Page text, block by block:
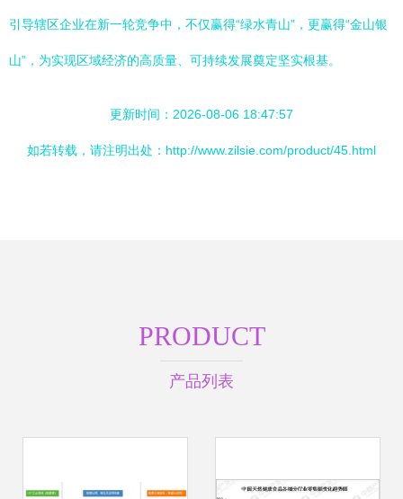
引导辖区企业在新一轮竞争中，不仅赢得“绿水青山”，更赢得“金山银
山”，为实现区域经济的高质量、可持续发展奠定坚实根基。
更新时间：2026-08-06 18:47:57
如若转载，请注明出处：http://www.zilsie.com/product/45.html
PRODUCT
产品列表